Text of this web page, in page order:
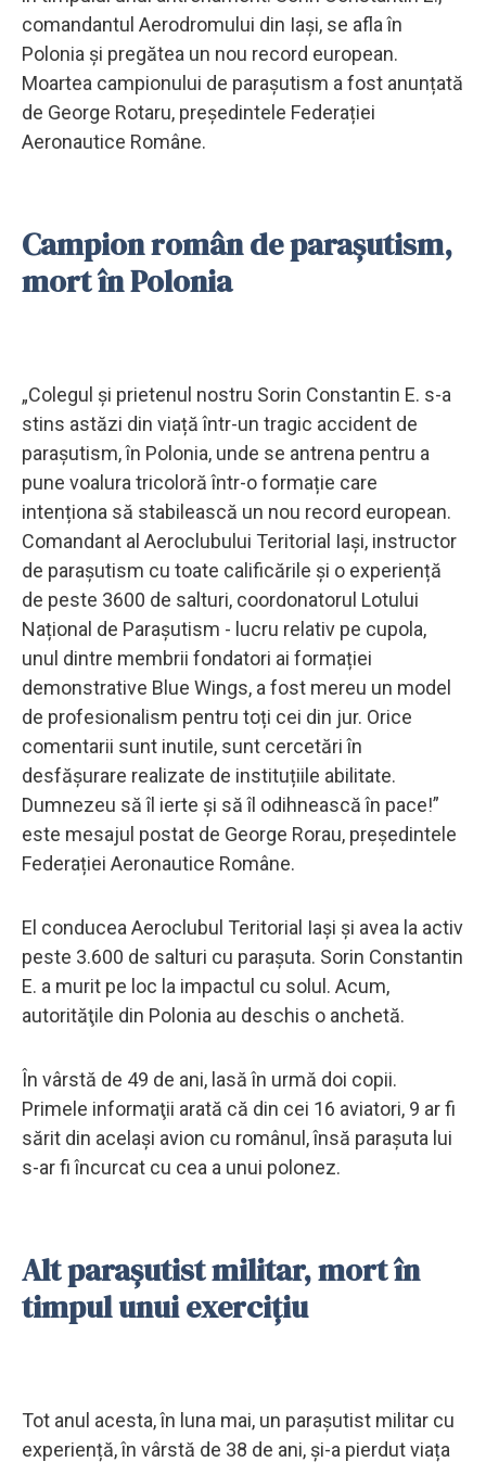
comandantul Aerodromului din Iași, se afla în
Polonia și pregătea un nou record european.
Moartea campionului de parașutism a fost anunțată
de George Rotaru, președintele Federației
Aeronautice Române.
Campion român de parașutism,
mort în Polonia
„Colegul și prietenul nostru Sorin Constantin E. s-a
stins astăzi din viață într-un tragic accident de
parașutism, în Polonia, unde se antrena pentru a
pune voalura tricoloră într-o formație care
intenționa să stabilească un nou record european.
Comandant al Aeroclubului Teritorial Iași, instructor
de parașutism cu toate calificările și o experiență
de peste 3600 de salturi, coordonatorul Lotului
Național de Parașutism - lucru relativ pe cupola,
unul dintre membrii fondatori ai formației
demonstrative Blue Wings, a fost mereu un model
de profesionalism pentru toți cei din jur. Orice
comentarii sunt inutile, sunt cercetări în
desfășurare realizate de instituțiile abilitate.
Dumnezeu să îl ierte și să îl odihnească în pace!”
este mesajul postat de George Rorau, președintele
Federației Aeronautice Române.
El conducea Aeroclubul Teritorial Iași şi avea la activ
peste 3.600 de salturi cu parașuta. Sorin Constantin
E. a murit pe loc la impactul cu solul. Acum,
autorităţile din Polonia au deschis o anchetă.
În vârstă de 49 de ani, lasă în urmă doi copii.
Primele informaţii arată că din cei 16 aviatori, 9 ar fi
sărit din acelaşi avion cu românul, însă paraşuta lui
s-ar fi încurcat cu cea a unui polonez.
Alt parașutist militar, mort în
timpul unui exercițiu
Tot anul acesta, în luna mai, un parașutist militar cu
experiență, în vârstă de 38 de ani, și-a pierdut viața